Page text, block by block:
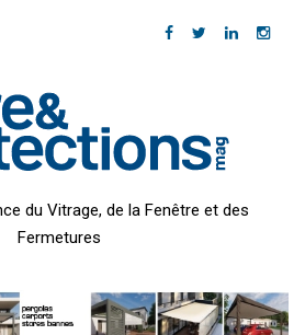
du Vitrage, de la Fenêtre et des
Fermetures